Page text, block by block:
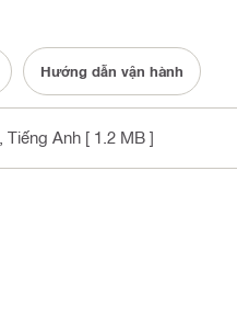
Hướng dẫn vận hành
, Tiếng Anh [ 1.2 MB ]